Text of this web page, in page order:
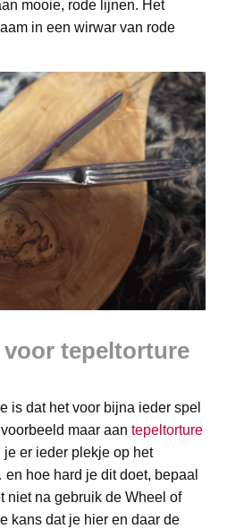
mooie, rode lijnen. Het
in een wirwar van rode
tepeltorture
is dat het voor bijna ieder spel
maar aan tepeltorture
er ieder plekje op het
hoe hard je dit doet, bepaal
niet na gebruik de Wheel of
kans dat je hier en daar de